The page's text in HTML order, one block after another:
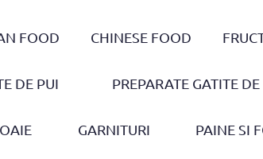
FOOD CHINESE FOOD
DE PUI PREPARATE GATITE
GARNITURI PAINE SI